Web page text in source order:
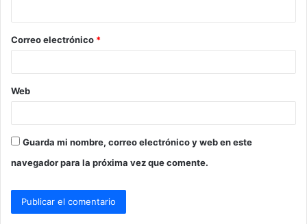
*
Correo electrónico *
Web
Guarda mi nombre, correo electrónico y web en este
navegador para la próxima vez que comente.